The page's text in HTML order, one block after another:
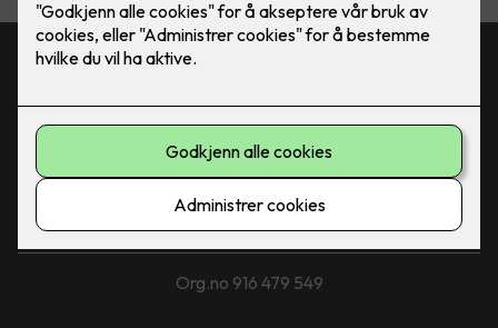
Kontakt oss
webjorn@wsas.no
Besøksadresse
Borgundveien 286, 6008 Ålesund
Org.no 916 479 549